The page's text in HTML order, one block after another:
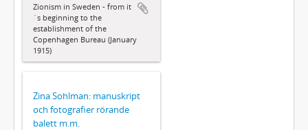
Zionism in Sweden - from it
´s beginning to the
establishment of the
Copenhagen Bureau (January
1915)
Zina Sohlman: manuskript
och fotografier rörande
balett m.m.